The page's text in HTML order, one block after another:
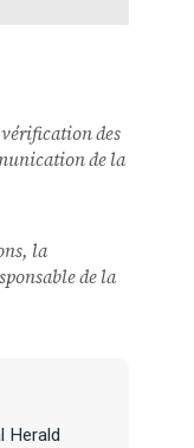
des
de la
la
de la
Herald